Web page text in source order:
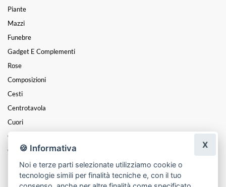
Piante
Mazzi
Funebre
Gadget E Complementi
Rose
Composizioni
Cesti
Centrotavola
Cuori
Coroncine
Candele
Pasqua
Festa Della Mamma
🍪 Informativa
Noi e terze parti selezionate utilizziamo cookie o
tecnologie simili per finalità tecniche e, con il tuo
X